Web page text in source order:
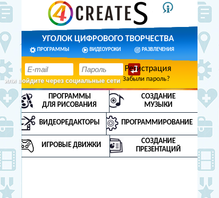
УГОЛОК ЦИФРОВОГО ТВОРЧЕСТВА
ПРОГРАММЫ ВИДЕОУРОКИ РАЗВЛЕЧЕНИЯ
Регистрация
Забыли пароль?
или войдите через социальные сети
ПРОГРАММЫ
ДЛЯ РИСОВАНИЯ
СОЗДАНИЕ
МУЗЫКИ
ВИДЕОРЕДАКТОРЫ ПРОГРАММИРОВАНИЕ
ИГРОВЫЕ ДВИЖКИ
СОЗДАНИЕ
ПРЕЗЕНТАЦИЙ